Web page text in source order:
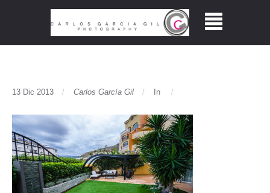
13 Dic 2013 Carlos García Gil In